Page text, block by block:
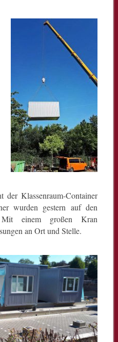
der Klassenraum-Container
wurden gestern auf den
Mit einem großen Kran
an Ort und Stelle.